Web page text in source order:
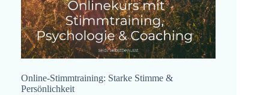
Online-Stimmtraining: Starke Stimme &
Persönlichkeit